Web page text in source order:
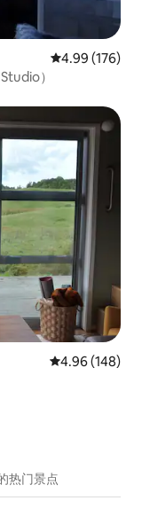
平均评分 4.99
4.99 (176)
）
平均评分 4.96
4.96 (148)
热门景点